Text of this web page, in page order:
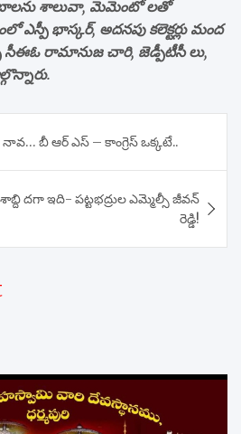
శాలువా, మెమెంటో లతో
ఎస్పీ భాస్కర్, అదనపు కలెక్టర్లు మంద
సీఈఓ రామానుజ చారి, జెడ్పీటీసీ లు,
బీ ఆర్ ఎస్ – కాంగ్రెస్ ఒక్కటే..
దగా ఇది- పట్టభద్రుల ఎమ్మెల్సీ జీవన్
రెడ్డి!